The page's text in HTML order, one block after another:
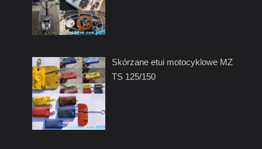
Skórzane etui motocyklowe MZ
TS 125/150